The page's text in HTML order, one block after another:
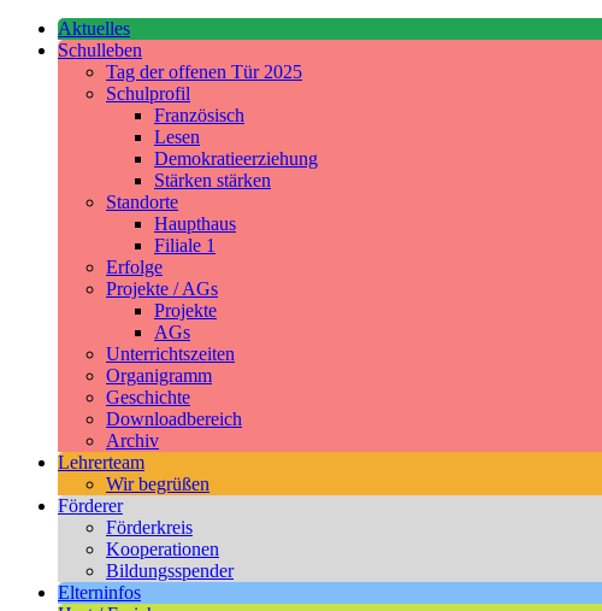
Aktuelles
Schulleben
Tag der offenen Tür 2025
Schulprofil
Französisch
Lesen
Demokratieerziehung
Stärken stärken
Standorte
Haupthaus
Filiale 1
Erfolge
Projekte / AGs
Projekte
AGs
Unterrichtszeiten
Organigramm
Geschichte
Downloadbereich
Archiv
Lehrerteam
Wir begrüßen
Förderer
Förderkreis
Kooperationen
Bildungsspender
Elterninfos